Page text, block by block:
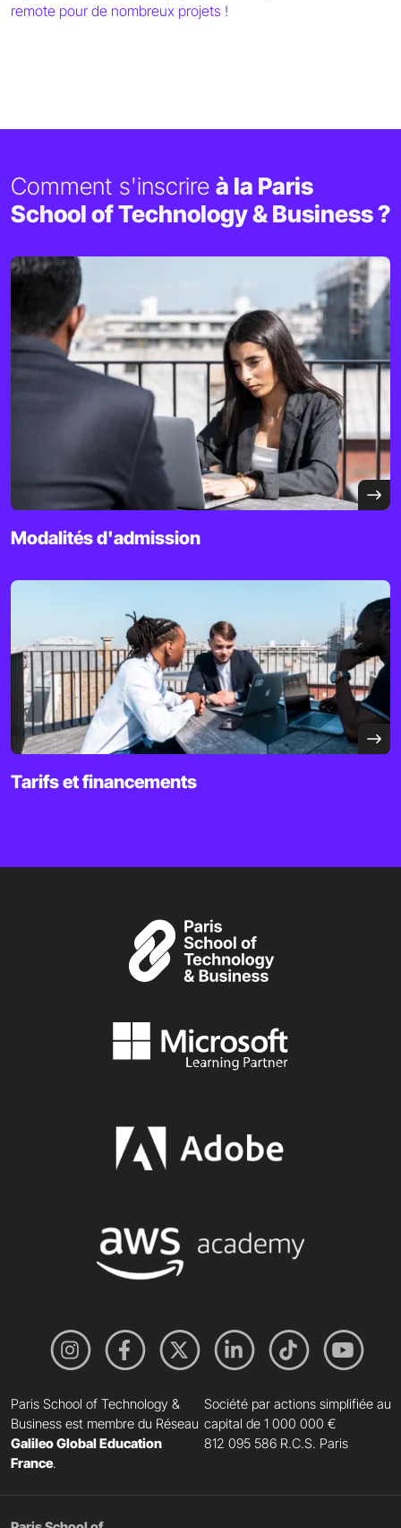
remote pour de nombreux projets !
Comment s'inscrire à la Paris
School of Technology & Business ?
Modalités d'admission
Tarifs et financements
Paris School of Technology &
Business est membre du Réseau
Galileo Global Education
France.
Société par actions simplifiée au
capital de 1 000 000 €
812 095 586 R.C.S. Paris